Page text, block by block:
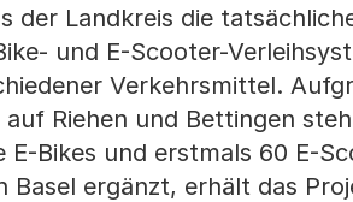
der Landkreis die
und E-Scooter-
Verkehrsmittel.
Riehen und Bettingen
E-Bikes und erstmals 60 E-
Basel ergänzt, erhält das